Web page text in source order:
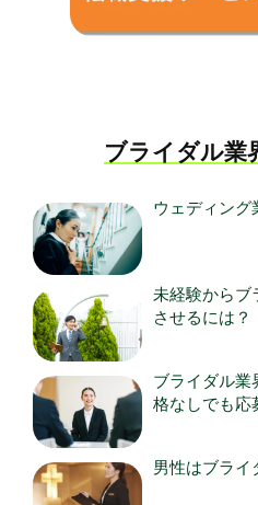
ブライダル業
ウェディング
未経験からブ
させるには？
ブライダル業
格なしでも応
男性はブライ